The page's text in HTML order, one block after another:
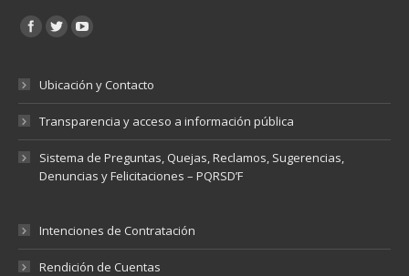
Encuéntranos en:
Ubicación y Contacto
Transparencia y acceso a información pública
Sistema de Preguntas, Quejas, Reclamos, Sugerencias,
Denuncias y Felicitaciones – PQRSD’F
Intenciones de Contratación
Rendición de Cuentas